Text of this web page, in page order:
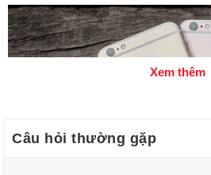
Xem thêm
Câu hỏi thường gặp